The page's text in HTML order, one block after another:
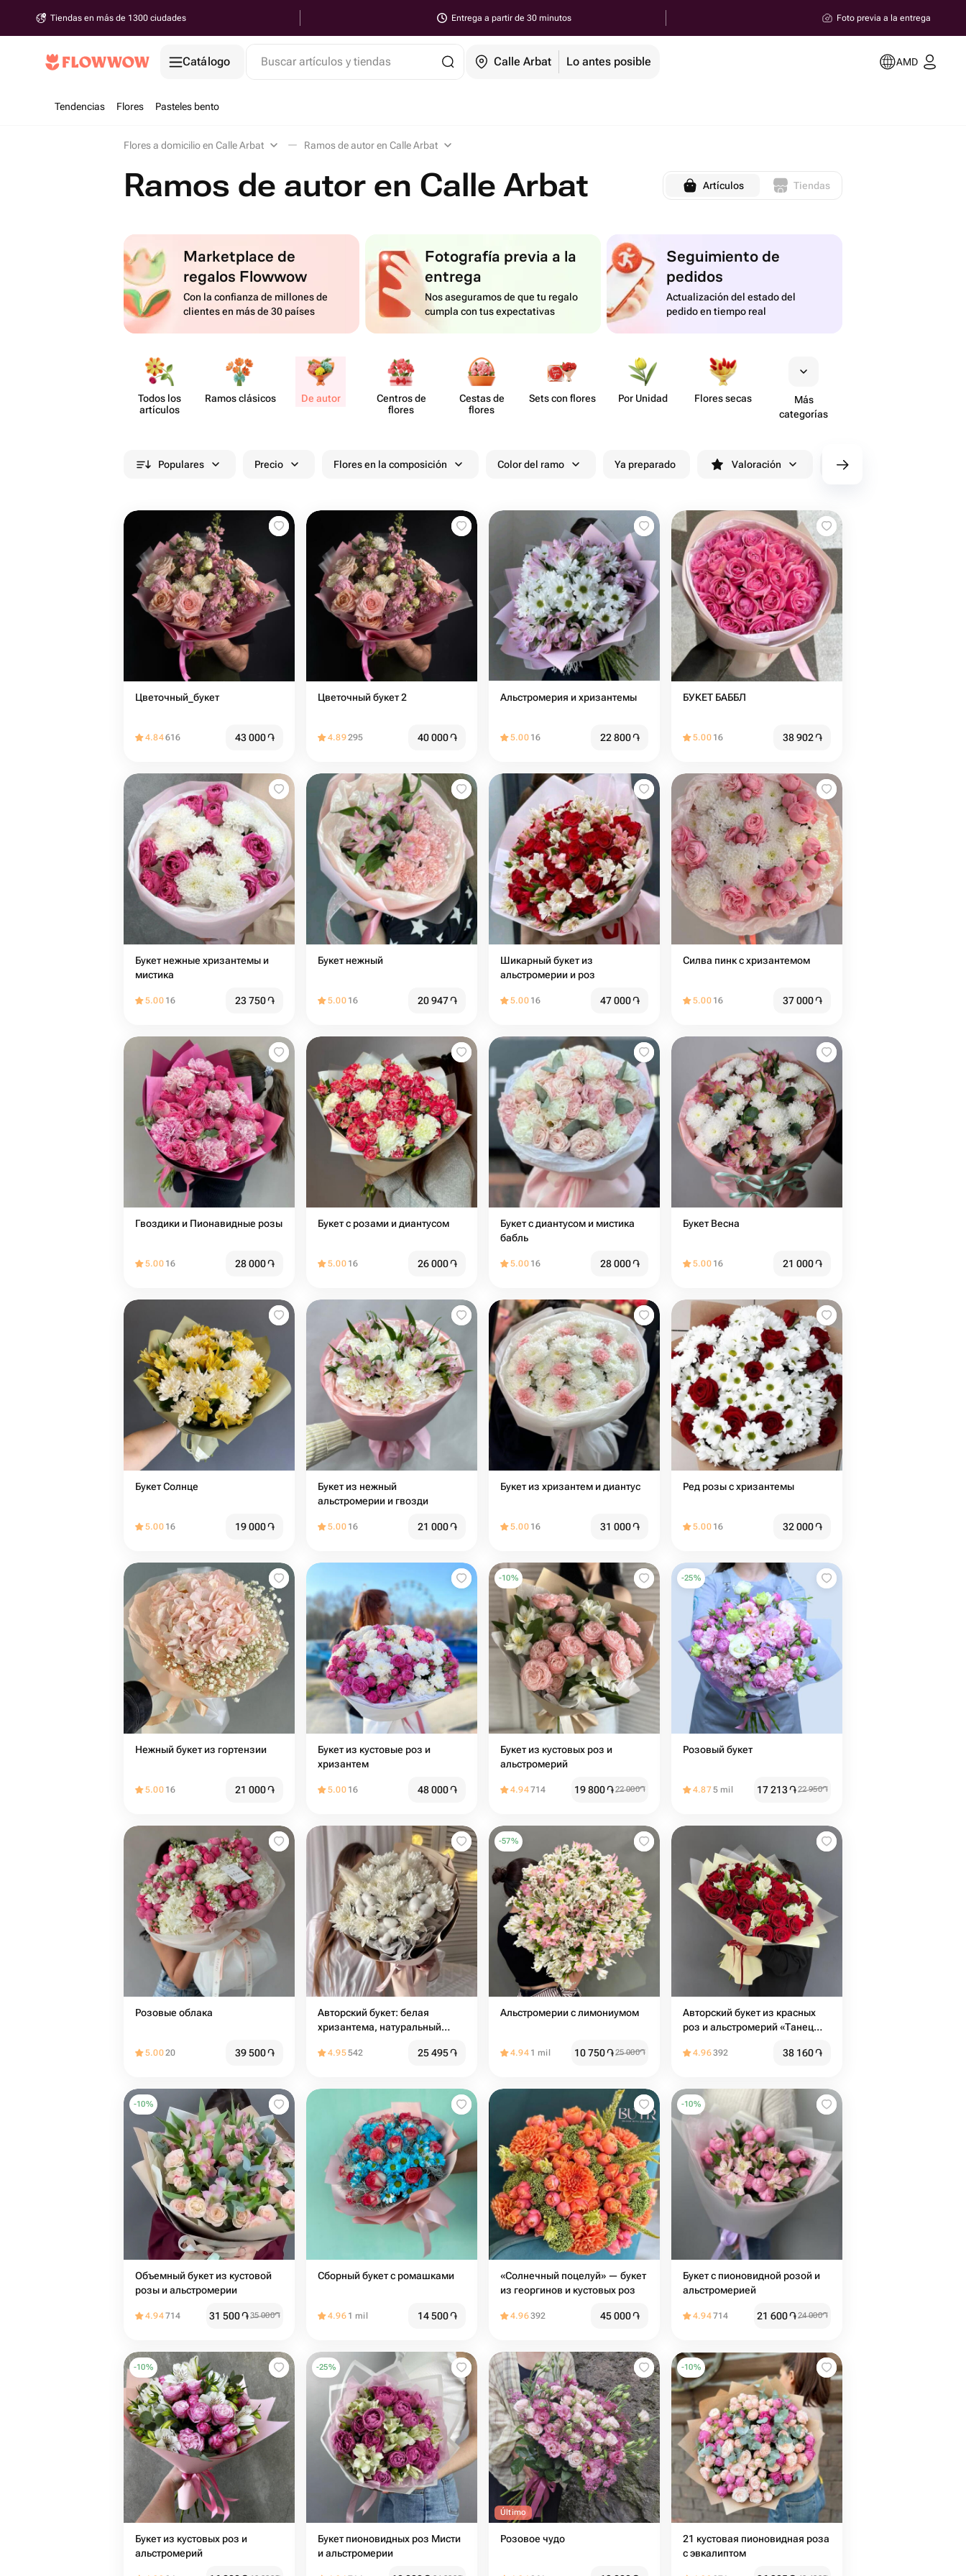
Tiendas en más de 1300 ciudades Entrega a partir de 30 minutos Foto previa a la entrega
Catálogo Buscar artículos y tiendas Calle Arbat Lo antes posible AMD
Tendencias Flores Pasteles bento
Flores a domicilio en Calle Arbat Ramos de autor en Calle Arbat
Ramos de autor en Calle Arbat Artículos Tiendas
Marketplace de
regalos Flowwow
Con la confianza de millones de
clientes en más de 30 países
Fotografía previa a la
entrega
Nos aseguramos de que tu regalo
cumpla con tus expectativas
Seguimiento de
pedidos
Actualización del estado del
pedido en tiempo real
Todos los
artículos
Ramos clásicos De autor
Centros de
flores
Cestas de
flores
Sets con flores Por Unidad Flores secas
Más
categorías
Populares Precio Flores en la composición Color del ramo Ya preparado Valoración Entrega antes de 90 minutos
Цветочный_букет
4.84616 43 000֏
Цветочный букет 2
4.89295 40 000֏
Альстромерия и хризантемы
5.00 16 22 800֏
БУКЕТ БАББЛ
5.00 16 38 902֏
Букет нежные хризантемы и
мистика
5.00 16 23 750֏
Букет нежный
5.00 16 20 947֏
Шикарный букет из
альстромерии и роз
5.00 16 47 000֏
Силва пинк с хризантемом
5.00 16 37 000֏
Гвоздики и Пионавидные розы
5.00 16 28 000֏
Букет с розами и диантусом
5.00 16 26 000֏
Букет с диантусом и мистика
бабль
5.00 16 28 000֏
Букет Весна
5.00 16 21 000֏
Букет Солнце
5.00 16 19 000֏
Букет из нежный
альстромерии и гвозди
5.00 16 21 000֏
Букет из хризантем и диантус
5.00 16 31 000֏
Ред розы с хризантемы
5.00 16 32 000֏
Нежный букет из гортензии
5.00 16 21 000֏
Букет из кустовые роз и
хризантем
5.00 16 48 000֏
-10%
Букет из кустовых роз и
альстромерий
4.94714 19 800֏22 000֏
-25%
Розовый букет
4.875 mil 17 213֏22 950֏
Розовые облака
5.0020 39 500֏
Авторский букет: белая
хризантема, натуральный
4.95542 25 495֏
-57%
Альстромерии с лимониумом
4.94 1 mil 10 750֏25 000֏
Авторский букет из красных
роз и альстромерий «Танец
4.96392 38 160֏
-10%
Объемный букет из кустовой
розы и альстромерии
4.94714 31 500֏35 000֏
Сборный букет с ромашками
4.96 1 mil 14 500֏
«Солнечный поцелуй» — букет
из георгинов и кустовых роз
4.96392 45 000֏
-10%
Букет с пионовидной розой и
альстромерией
4.94714 21 600֏24 000֏
-10%
Букет из кустовых роз и
альстромерий
-25%
Букет пионовидных роз Мисти
и альстромерии
Último
Розовое чудо
-10%
21 кустовая пионовидная роза
с эвкалиптом